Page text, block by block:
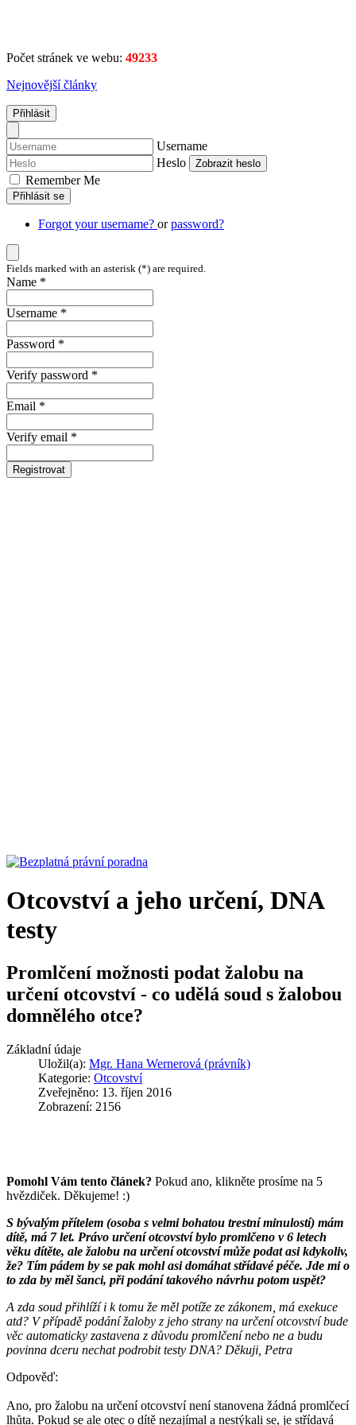
Počet stránek ve webu: 49233
Nejnovější články
Přihlásit
Username
Heslo
Zobrazit heslo
Remember Me
Přihlásit se
Forgot your username? orpassword?
Fields marked with an asterisk (*) are required.
Name *
Username *
Password *
Verify password *
Email *
Verify email *
Registrovat
Otcovství a jeho určení, DNA
testy
Promlčení možnosti podat žalobu na
určení otcovství - co udělá soud s žalobou
domnělého otce?
Základní údaje
Uložil(a): Mgr. Hana Wernerová (právník)
Kategorie: Otcovství
Zveřejněno: 13. říjen 2016
Zobrazení: 2156
Pomohl Vám tento článek? Pokud ano, klikněte prosíme na 5
hvězdiček. Děkujeme! :)
S bývalým přítelem (osoba s velmi bohatou trestní minulostí) mám
dítě, má 7 let. Právo určení otcovství bylo promlčeno v 6 letech
věku dítěte, ale žalobu na určení otcovství může podat asi kdykoliv,
že? Tím pádem by se pak mohl asi domáhat střídavé péče. Jde mi o
to zda by měl šanci, při podání takového návrhu potom uspět?
A zda soud přihlíží i k tomu že měl potíže ze zákonem, má exekuce
atd? V případě podání žaloby z jeho strany na určení otcovství bude
věc automaticky zastavena z důvodu promlčení nebo ne a budu
povinna dceru nechat podrobit testy DNA? Děkuji, Petra
Odpověď:
Ano, pro žalobu na určení otcovství není stanovena žádná promlčecí
lhůta. Pokud se ale otec o dítě nezajímal a nestýkali se, je střídavá